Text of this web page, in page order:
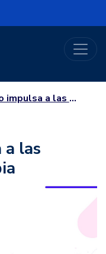
las mipymes en Colombia
las